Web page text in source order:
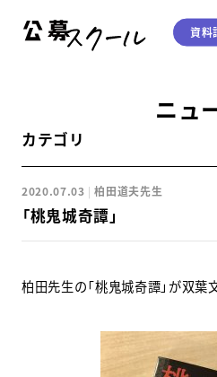
ジャンルから探す
小説
エッセイ
童話
ライティング
学び方から探す
資料
ニュ
カテゴリ
2020.07.03 柏田道夫先生
「桃鬼城奇譚」
柏田先生の「桃鬼城奇譚」が双葉